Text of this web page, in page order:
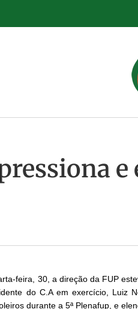
e
feira, 30, a direção da FUP
do C.A em exercício, Luiz
durante a 5ª Plenafup, e